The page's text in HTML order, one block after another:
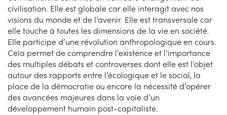
civilisation. Elle est globale car elle interagit avec nos
visions du monde et de l’avenir. Elle est transversale car
elle touche à toutes les dimensions de la vie en société.
Elle participe d’une révolution anthropologique en cours.
Cela permet de comprendre l’existence et l’importance
des multiples débats et controverses dont elle est l’objet
autour des rapports entre l’écologique et le social, la
place de la démocratie ou encore la nécessité d’opérer
des avancées majeures dans la voie d’un
développement humain post-capitaliste.